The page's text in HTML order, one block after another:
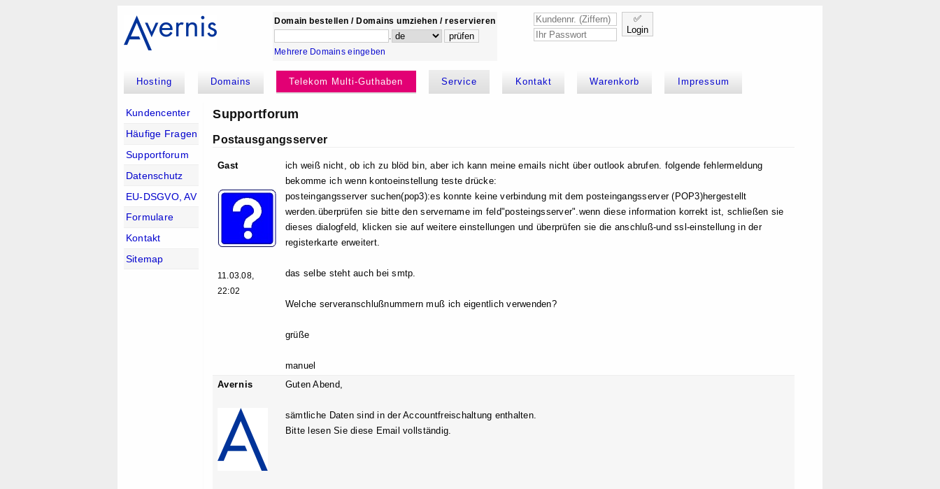
Domain bestellen / Domains umziehen / reservieren
.
Mehrere Domains eingeben
✅
Login
Hosting Domains Telekom Multi-Guthaben Service Kontakt Warenkorb Impressum
Kundencenter
Häufige Fragen
Supportforum
Datenschutz
EU-DSGVO, AV
Formulare
Kontakt
Sitemap
Supportforum
Postausgangsserver
Gast
11.03.08,
22:02
ich weiß nicht, ob ich zu blöd bin, aber ich kann meine emails nicht über outlook abrufen. folgende fehlermeldung
bekomme ich wenn kontoeinstellung teste drücke:
posteingangsserver suchen(pop3):es konnte keine verbindung mit dem posteingangsserver (POP3)hergestellt
werden.überprüfen sie bitte den servername im feld"posteingsserver".wenn diese information korrekt ist, schließen sie
dieses dialogfeld, klicken sie auf weitere einstellungen und überprüfen sie die anschluß-und ssl-einstellung in der
registerkarte erweitert.
das selbe steht auch bei smtp.
Welche serveranschlußnummern muß ich eigentlich verwenden?
grüße
manuel
Avernis
Guten Abend,
sämtliche Daten sind in der Accountfreischaltung enthalten.
Bitte lesen Sie diese Email vollständig.